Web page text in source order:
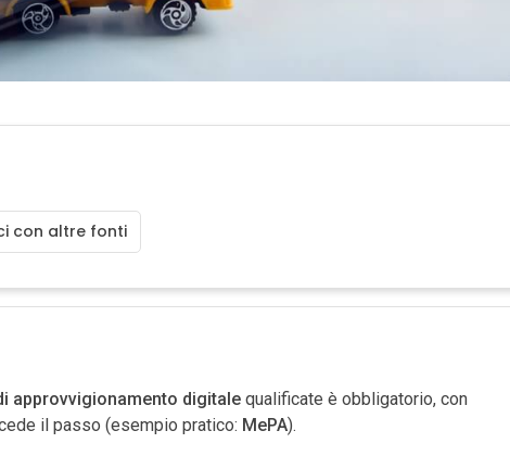
con altre fonti
approvvigionamento digitalequalificate è obbligatorio, con
il passo (esempio pratico: MePA).